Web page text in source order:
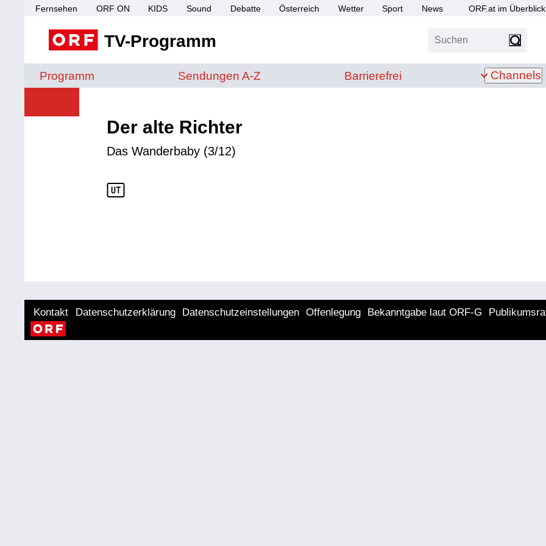
Fernsehen ORF ON KIDS Sound Debatte Österreich Wetter Sport News ORF.at im Überblick
TV-Programm Suchen
Programm Sendungen von A bis Z
Sendungen A-Z Barrierefrei
Barrierefrei Channels
Der alte Richter
Das Wanderbaby (3/12)
Kontakt Datenschutzerklärung Datenschutzeinstellungen Offenlegung Bekanntgabe laut ORF-G